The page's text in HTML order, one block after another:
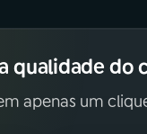
qualidade do
apenas um